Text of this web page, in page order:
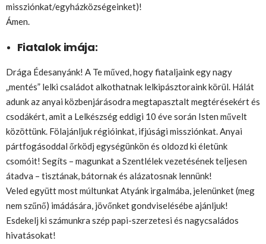
missziónkat/egyházközségeinket)!
Ámen.
Fiatalok imája:
Drága Édesanyánk! A Te műved, hogy fiataljaink egy nagy
„mentés” lelki családot alkothatnak lelkipásztoraink körül. Hálát
adunk az anyai közbenjárásodra megtapasztalt megtérésekért és
csodákért, amit a Lelkészség eddigi 10 éve során Isten művelt
közöttünk. Fölajánljuk régióinkat, ifjúsági missziónkat. Anyai
pártfogásoddal őrködj egységünkön és oldozd ki életünk
csomóit! Segíts – magunkat a Szentlélek vezetésének teljesen
átadva – tisztának, bátornak és alázatosnak lennünk!
Veled együtt most múltunkat Atyánk irgalmába, jelenünket (meg
nem szűnő) imádására, jövőnket gondviselésébe ajánljuk!
Esdekelj ki számunkra szép papi-szerzetesi és nagycsaládos
hivatásokat!